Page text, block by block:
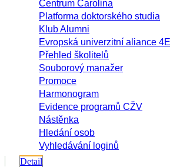
Centrum Carolina
Platforma doktorského studia
Klub Alumni
Evropská univerzitní aliance
Přehled školitelů
Souborový manažer
Promoce
Harmonogram
Evidence programů CŽV
Nástěnka
Hledání osob
Vyhledávání loginů
Detail